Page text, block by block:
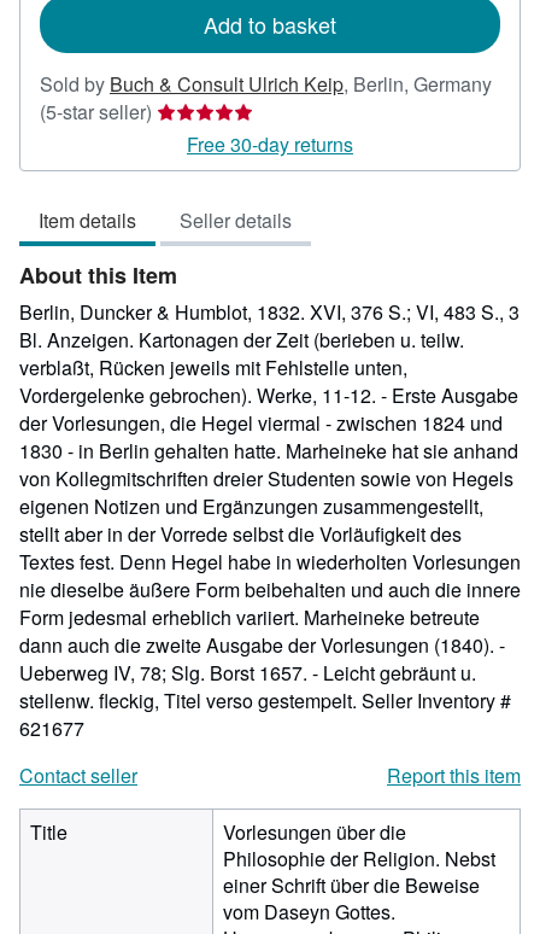
Add to basket
Sold by Buch & Consult Ulrich Keip, Berlin, Germany
(5-star seller) Seller
rating
5
5
stars
Free 30-day returns
Item details Seller details
About this Item
Berlin, Duncker & Humblot, 1832. XVI, 376 S.; VI, 483 S., 3
Bl. Anzeigen. Kartonagen der Zeit (berieben u. teilw.
verblaßt, Rücken jeweils mit Fehlstelle unten,
Vordergelenke gebrochen). Werke, 11-12. - Erste Ausgabe
der Vorlesungen, die Hegel viermal - zwischen 1824 und
1830 - in Berlin gehalten hatte. Marheineke hat sie anhand
von Kollegmitschriften dreier Studenten sowie von Hegels
eigenen Notizen und Ergänzungen zusammengestellt,
stellt aber in der Vorrede selbst die Vorläufigkeit des
Textes fest. Denn Hegel habe in wiederholten Vorlesungen
nie dieselbe äußere Form beibehalten und auch die innere
Form jedesmal erheblich variiert. Marheineke betreute
dann auch die zweite Ausgabe der Vorlesungen (1840). -
Ueberweg IV, 78; Slg. Borst 1657. - Leicht gebräunt u.
stellenw. fleckig, Titel verso gestempelt. Seller Inventory #
621677
Contact seller
Report this item
Title
Vorlesungen über die
Philosophie der Religion. Nebst
einer Schrift über die Beweise
vom Daseyn Gottes.